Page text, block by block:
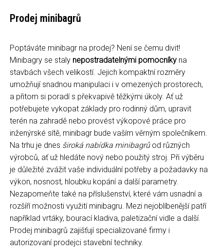
Prodej minibagrů
Poptáváte minibagr na prodej? Není se čemu divit!
Minibagry se staly nepostradatelnými pomocníky na
stavbách všech velikostí. Jejich kompaktní rozměry
umožňují snadnou manipulaci i v omezených prostorech,
a přitom si poradí s překvapivě těžkými úkoly. Ať už
potřebujete vykopat základy pro rodinný dům, upravit
terén na zahradě nebo provést výkopové práce pro
inženýrské sítě, minibagr bude vaším věrným společníkem.
Na trhu je dnes široká nabídka minibagrůod různých
výrobců, ať už hledáte nový nebo použitý stroj. Při výběru
je důležité zvážit vaše individuální potřeby a požadavky na
výkon, nosnost, hloubku kopání a další parametry.
Nezapomeňte také na příslušenství, které vám usnadní a
rozšíří možnosti využití minibagru. Mezi nejoblíbenější patří
například vrtáky, bourací kladiva, paletizační vidle a další.
Prodej minibagrů zajišťují specializované firmy i
autorizovaní prodejci stavební techniky.